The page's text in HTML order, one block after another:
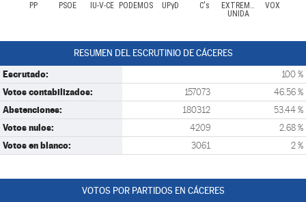
PP PSOE IU-V-CE PODEMOS UPyD C's
EXTREMADURA
UNIDA
VOX
RESUMEN DEL ESCRUTINIO DE CÁCERES
Escrutado: 100 %
Votos contabilizados: 157073 46.56 %
Abstenciones: 180312 53.44 %
Votos nulos: 4209 2.68 %
Votos en blanco: 3061 2 %
VOTOS POR PARTIDOS EN CÁCERES